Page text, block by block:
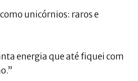
unicórnios: raros e
energia que até fiquei com